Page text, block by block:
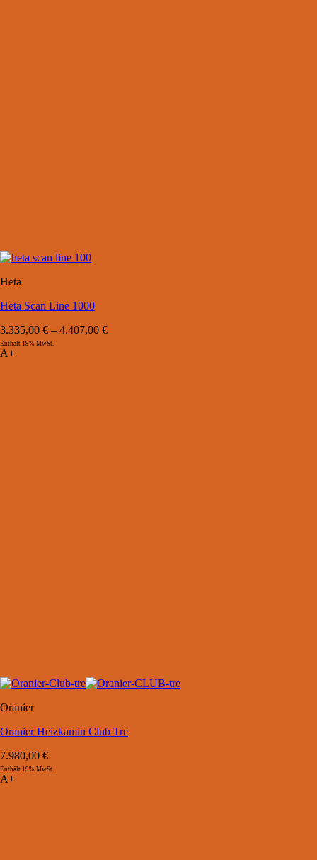
Heta
Heta Scan Line 1000
3.335,00 € – 4.407,00 €
Enthält 19% MwSt.
A+
Oranier
Oranier Heizkamin Club Tre
7.980,00 €
Enthält 19% MwSt.
A+